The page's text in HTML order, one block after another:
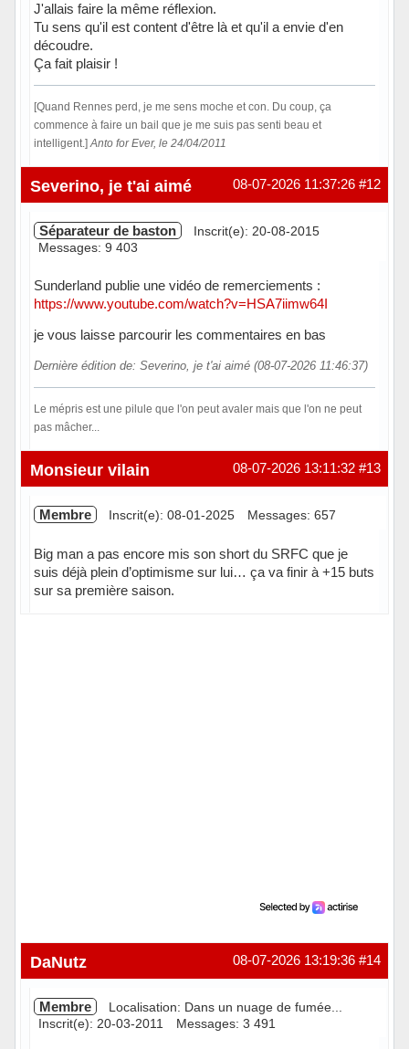
J'allais faire la même réflexion.
Tu sens qu'il est content d'être là et qu'il a envie d'en
découdre.
Ça fait plaisir !
[Quand Rennes perd, je me sens moche et con. Du coup, ça
commence à faire un bail que je me suis pas senti beau et
intelligent.]Anto for Ever, le 24/04/2011
Hors ligne #12
08-07-2026 11:37:26
Severino, je t'ai aimé
Séparateur de baston
Inscrit(e): 20-08-2015
Messages: 9 403
Sunderland publie une vidéo de remerciements :
https://www.youtube.com/watch?v=HSA7iimw64I
je vous laisse parcourir les commentaires en bas
Dernière édition de: Severino, je t'ai aimé (08-07-2026 11:46:37)
Le mépris est une pilule que l'on peut avaler mais que l'on ne peut
pas mâcher...
Hors ligne #13
08-07-2026 13:11:32
Monsieur vilain
Membre Inscrit(e): 08-01-2025 Messages: 657
Big man a pas encore mis son short du SRFC que je
suis déjà plein d’optimisme sur lui… ça va finir à +15 buts
sur sa première saison.
#14
08-07-2026 13:19:36
DaNutz
Membre
Localisation: Dans un nuage de fumée...
Inscrit(e): 20-03-2011
Messages: 3 491